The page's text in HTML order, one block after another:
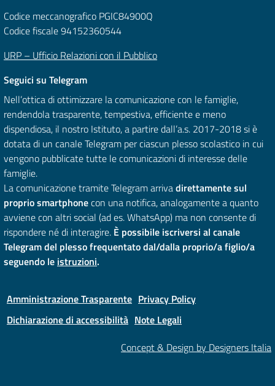
Codice meccanografico PGIC84900Q
Codice fiscale 94152360544
URP – Ufficio Relazioni con il Pubblico
Seguici su Telegram
Nell’ottica di ottimizzare la comunicazione con le famiglie,
rendendola trasparente, tempestiva, efficiente e meno
dispendiosa, il nostro Istituto, a partire dall’a.s. 2017-2018 si è
dotata di un canale Telegram per ciascun plesso scolastico in cui
vengono pubblicate tutte le comunicazioni di interesse delle
famiglie.
La comunicazione tramite Telegram arrivadirettamente sul
proprio smartphonecon una notifica, analogamente a quanto
avviene con altri social (ad es. WhatsApp) ma non consente di
rispondere né di interagire. È possibile iscriversi al canale
Telegram del plesso frequentato dal/dalla proprio/a figlio/a
seguendo le istruzioni.
Amministrazione Trasparente Privacy Policy
Dichiarazione di accessibilità Note Legali
Concept & Design by Designers Italia